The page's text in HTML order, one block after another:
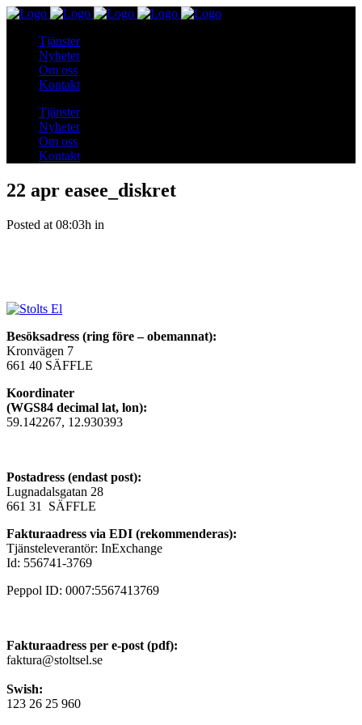
Tjänster
Nyheter
Om oss
Kontakt
Tjänster
Nyheter
Om oss
Kontakt
22 apr easee_diskret
Posted at 08:03h in
Besöksadress (ring före – obemannat):
Kronvägen 7
661 40 SÄFFLE
Koordinater
(WGS84 decimal lat, lon):
59.142267, 12.930393
Postadress (endast post):
Lugnadalsgatan 28
661 31 SÄFFLE
Fakturaadress via EDI (rekommenderas):
Tjänsteleverantör: InExchange
Id: 556741-3769
Peppol ID: 0007:5567413769
Fakturaadress per e-post (pdf):
faktura@stoltsel.se
Swish:
123 26 25 960